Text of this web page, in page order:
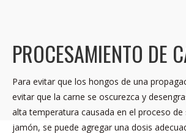
PROCESAMIENTO DE
Para evitar que los hongos de una
evitar que la carne se oscurezca y
alta temperatura causada en el proceso de
jamón, se puede agregar una dosis